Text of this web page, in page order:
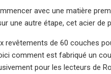
avec une matière
une autre étape, cet acier de
revêtements de 60 couches
comment est fabriqué un
pour les lecteurs de